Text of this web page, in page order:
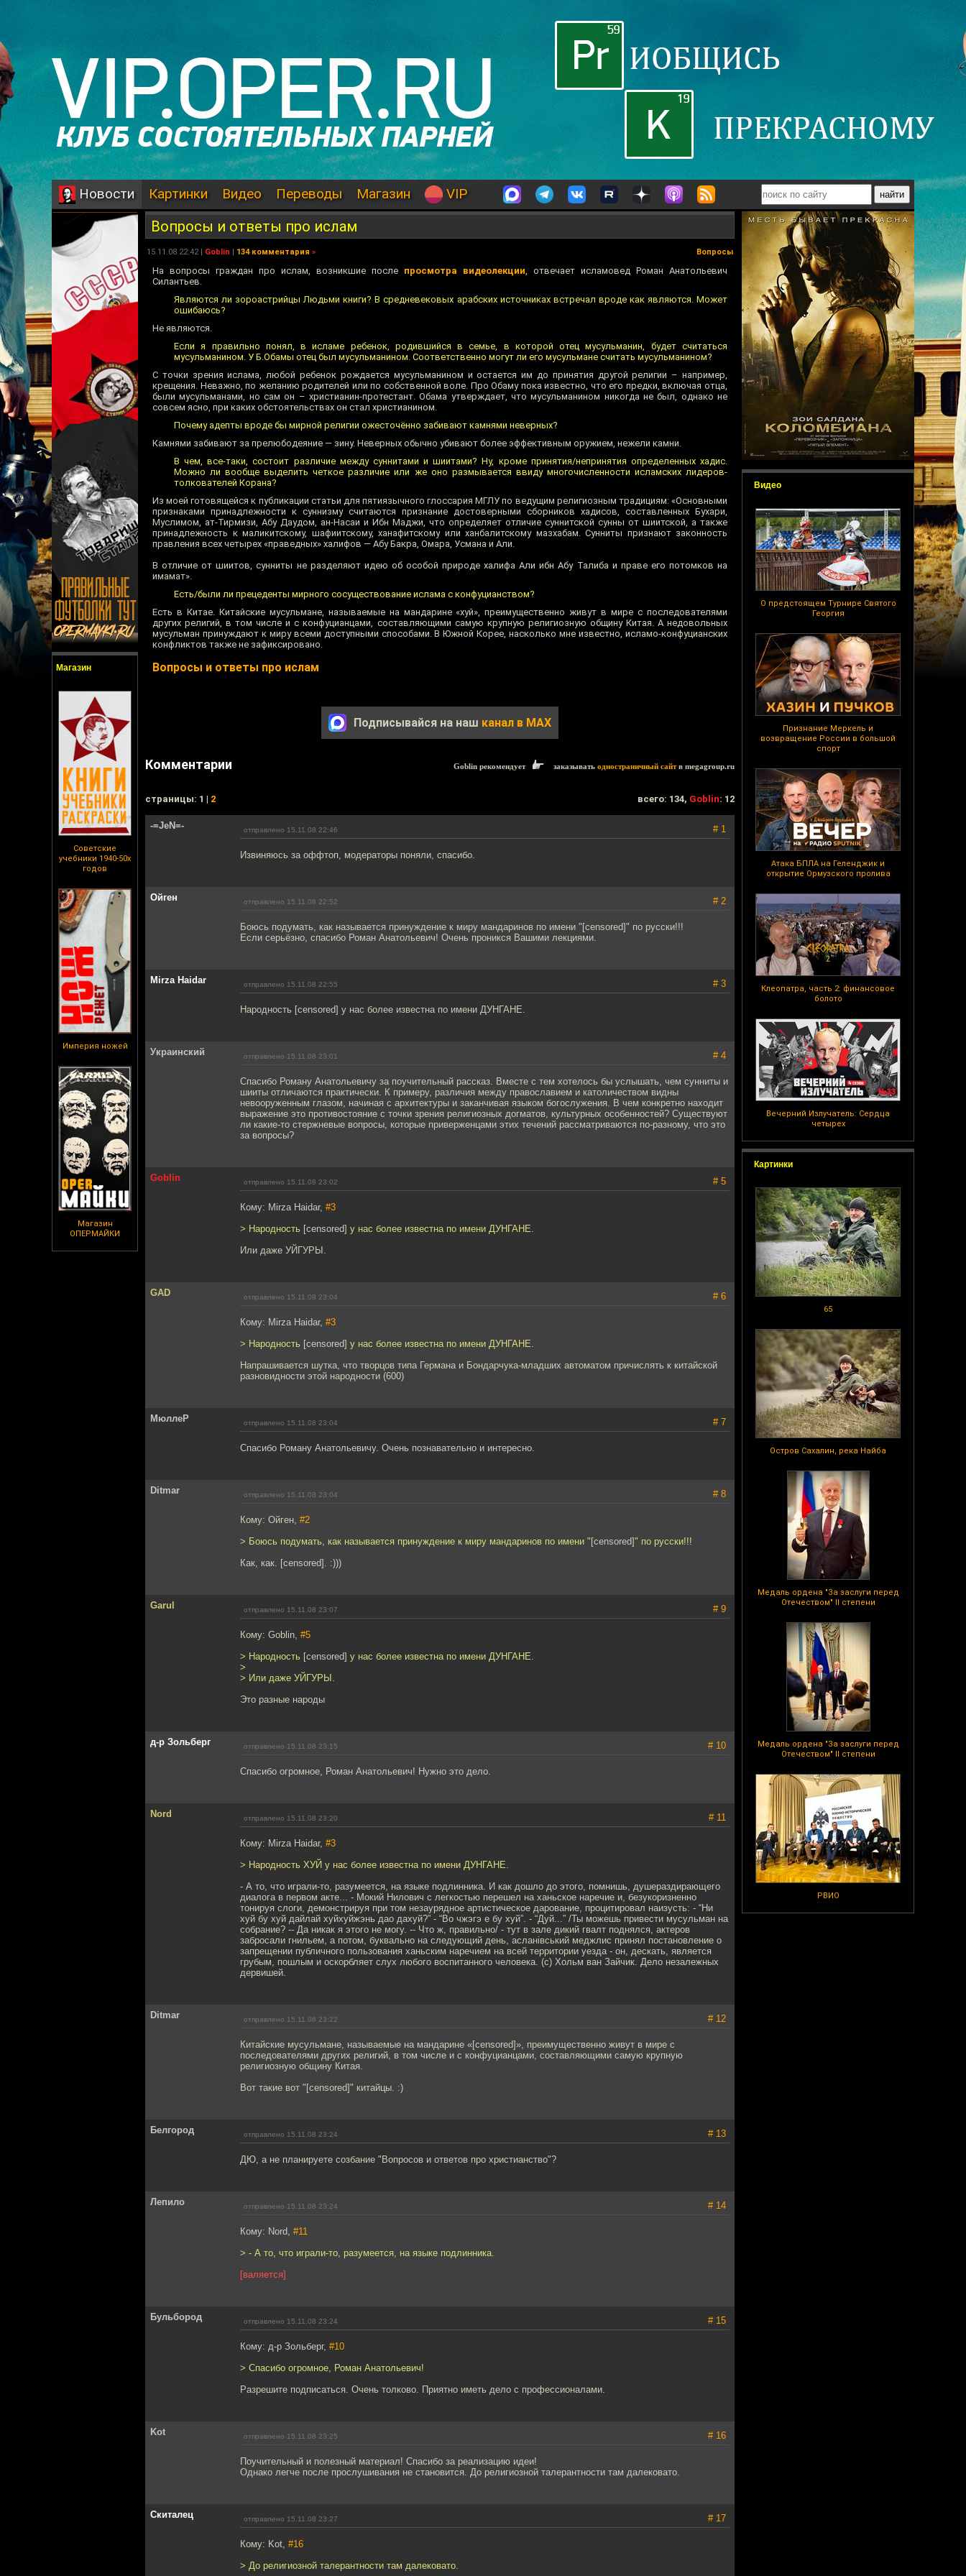
Новости Картинки Видео Переводы Магазин VIP
Магазин
Советские
учебники 1940-50х
годов
Империя ножей
Магазин
ОПЕРМАЙКИ
Видео
О предстоящем Турнире Святого
Георгия
Признание Меркель и
возвращение России в большой
спорт
Атака БПЛА на Геленджик и
открытие Ормузского пролива
Клеопатра, часть 2: финансовое
болото
Вечерний Излучатель: Сердца
четырех
Картинки
65
Остров Сахалин, река Найба
Медаль ордена "За заслуги перед
Отечеством" II степени
Медаль ордена "За заслуги перед
Отечеством" II степени
РВИО
Вопросы и ответы про ислам
15.11.08 22:42 | Goblin | 134 комментария » Вопросы
На вопросы граждан про ислам, возникшие после просмотра видеолекции, отвечает исламовед Роман Анатольевич
Силантьев.
Являются ли зороастрийцы Людьми книги? В средневековых арабских источниках встречал вроде как являются. Может
ошибаюсь?
Не являются.
Если я правильно понял, в исламе ребенок, родившийся в семье, в которой отец мусульманин, будет считаться
мусульманином. У Б.Обамы отец был мусульманином. Соответственно могут ли его мусульмане считать мусульманином?
С точки зрения ислама, любой ребенок рождается мусульманином и остается им до принятия другой религии – например,
крещения. Неважно, по желанию родителей или по собственной воле. Про Обаму пока известно, что его предки, включая отца,
были мусульманами, но сам он – христианин-протестант. Обама утверждает, что мусульманином никогда не был, однако не
совсем ясно, при каких обстоятельствах он стал христианином.
Почему адепты вроде бы мирной религии ожесточённо забивают камнями неверных?
Камнями забивают за прелюбодеяние — зину. Неверных обычно убивают более эффективным оружием, нежели камни.
В чем, все-таки, состоит различие между суннитами и шиитами? Ну, кроме принятия/непринятия определенных хадис.
Можно ли вообще выделить четкое различие или же оно размывается ввиду многочисленности исламских лидеров-
толкователей Корана?
Из моей готовящейся к публикации статьи для пятиязычного глоссария МГЛУ по ведущим религиозным традициям: «Основными
признаками принадлежности к суннизму считаются признание достоверными сборников хадисов, составленных Бухари,
Муслимом, ат-Тирмизи, Абу Даудом, ан-Насаи и Ибн Маджи, что определяет отличие суннитской сунны от шиитской, а также
принадлежность к маликитскому, шафиитскому, ханафитскому или ханбалитскому мазхабам. Сунниты признают законность
правления всех четырех «праведных» халифов — Абу Бакра, Омара, Усмана и Али.
В отличие от шиитов, сунниты не разделяют идею об особой природе халифа Али ибн Абу Талиба и праве его потомков на
имамат».
Есть/были ли прецеденты мирного сосуществование ислама с конфуцианством?
Есть в Китае. Китайские мусульмане, называемые на мандарине «хуй», преимущественно живут в мире с последователями
других религий, в том числе и с конфуцианцами, составляющими самую крупную религиозную общину Китая. А недовольных
мусульман принуждают к миру всеми доступными способами. В Южной Корее, насколько мне известно, исламо-конфуцианских
конфликтов также не зафиксировано.
Вопросы и ответы про ислам
Подписывайся на наш канал в MAX
Комментарии Goblin рекомендует заказывать одностраничный сайтв megagroup.ru
cтраницы: 1 | 2 всего: 134, Goblin: 12
-=JeN=- отправлено 15.11.08 22:46 # 1
Извиняюсь за оффтоп, модераторы поняли, спасибо.
Ойген отправлено 15.11.08 22:52 # 2
Боюсь подумать, как называется принуждение к миру мандаринов по имени "[censored]" по русски!!!
Если серьёзно, спасибо Роман Анатольевич! Очень проникся Вашими лекциями.
Mirza Haidar отправлено 15.11.08 22:55 # 3
Народность [censored] у нас более известна по имени ДУНГАНЕ.
Украинский отправлено 15.11.08 23:01 # 4
Спасибо Роману Анатольевичу за поучительный рассказ. Вместе с тем хотелось бы услышать, чем сунниты и
шииты отличаются практически. К примеру, различия между православием и католичеством видны
невооруженным глазом, начиная с архитектуры и заканчивая языком богослужения. В чем конкретно находит
выражение это противостояние с точки зрения религиозных догматов, культурных особенностей? Существуют
ли какие-то стержневые вопросы, которые приверженцами этих течений рассматриваются по-разному, что это
за вопросы?
Goblin отправлено 15.11.08 23:02 # 5
Кому: Mirza Haidar, #3
> Народность [censored] у нас более известна по имени ДУНГАНЕ.
Или даже УЙГУРЫ.
GAD отправлено 15.11.08 23:04 # 6
Кому: Mirza Haidar, #3
> Народность [censored] у нас более известна по имени ДУНГАНЕ.
Напрашивается шутка, что творцов типа Германа и Бондарчука-младших автоматом причислять к китайской
разновидности этой народности (600)
МюллеР отправлено 15.11.08 23:04 # 7
Спасибо Роману Анатольевичу. Очень познавательно и интересно.
Ditmar отправлено 15.11.08 23:04 # 8
Кому: Ойген, #2
> Боюсь подумать, как называется принуждение к миру мандаринов по имени " [censored]" по русски!!!
Как, как. [censored]. :)))
Garul отправлено 15.11.08 23:07 # 9
Кому: Goblin, #5
> Народность [censored] у нас более известна по имени ДУНГАНЕ.
>
> Или даже УЙГУРЫ.
Это разные народы
д-р Зольберг отправлено 15.11.08 23:15 # 10
Спасибо огромное, Роман Анатольевич! Нужно это дело.
Nord отправлено 15.11.08 23:20 # 11
Кому: Mirza Haidar, #3
> Народность ХУЙ у нас более известна по имени ДУНГАНЕ.
- А то, что играли-то, разумеется, на языке подлинника. И как дошло до этого, помнишь, душераздирающего
диалога в первом акте... - Мокий Нилович с легкостью перешел на ханьское наречие и, безукоризненно
тонируя слоги, демонстрируя при том незаурядное артистическое дарование, процитировал наизусть: - “Ни
хуй бу хуй дайлай хуйхуйжэнь дао дахуй?” - “Во чжэгэ е бу хуй”. - “Дуй...” /Ты можешь привести мусульман на
собрание? -- Да никак я этого не могу. -- Что ж, правильно/ - тут в зале дикий гвалт поднялся, актеров
забросали гнильем, а потом, буквально на следующий день, асланiвський меджлис принял постановление о
запрещении публичного пользования ханьским наречием на всей территории уезда - он, дескать, является
грубым, пошлым и оскорбляет слух любого воспитанного человека. (с) Хольм ван Зайчик. Дело незалежных
дервишей.
Ditmar отправлено 15.11.08 23:22 # 12
Китайские мусульмане, называемые на мандарине «[censored]», преимущественно живут в мире с
последователями других религий, в том числе и с конфуцианцами, составляющими самую крупную
религиозную общину Китая.
Вот такие вот "[censored]" китайцы. :)
Белгород отправлено 15.11.08 23:24 # 13
ДЮ, а не планируете созбание "Вопросов и ответов про христианство"?
Лепило отправлено 15.11.08 23:24 # 14
Кому: Nord, #11
> - А то, что играли-то, разумеется, на языке подлинника.
[валяется]
Бульбород отправлено 15.11.08 23:24 # 15
Кому: д-р Зольберг, #10
> Спасибо огромное, Роман Анатольевич!
Разрешите подписаться. Очень толково. Приятно иметь дело с профессионалами.
Kot отправлено 15.11.08 23:25 # 16
Поучительный и полезный материал! Спасибо за реализацию идеи!
Однако легче после прослушивания не становится. До религиозной талерантности там далековато.
Скиталец отправлено 15.11.08 23:27 # 17
Кому: Kot, #16
> До религиозной талерантности там далековато.